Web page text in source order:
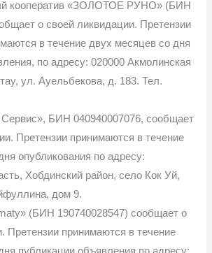
кооператив «ЗОЛОТОЕ РУНО» (БИН
о своей ликвидации. Претензии
в течение двух месяцев со дня
по адресу: 020000 Акмолинская
ул. Ауельбекова, д. 183. Тел.
БИН 040940007076, сообщает
Претензии принимаются в течение
опубликования по адресу:
Хобдинский район, село Кок Уй,
дом 9.
(БИН 190740028547) сообщает о
Претензии принимаются в течение